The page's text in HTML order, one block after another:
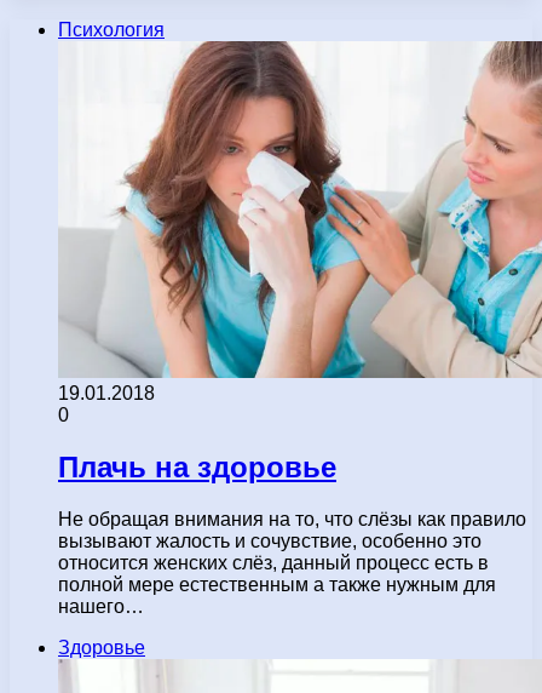
Психология
19.01.2018
0
Плачь на здоровье
Не обращая внимания на то, что слёзы как правило
вызывают жалость и сочувствие, особенно это
относится женских слёз, данный процесс есть в
полной мере естественным а также нужным для
нашего…
Здоровье